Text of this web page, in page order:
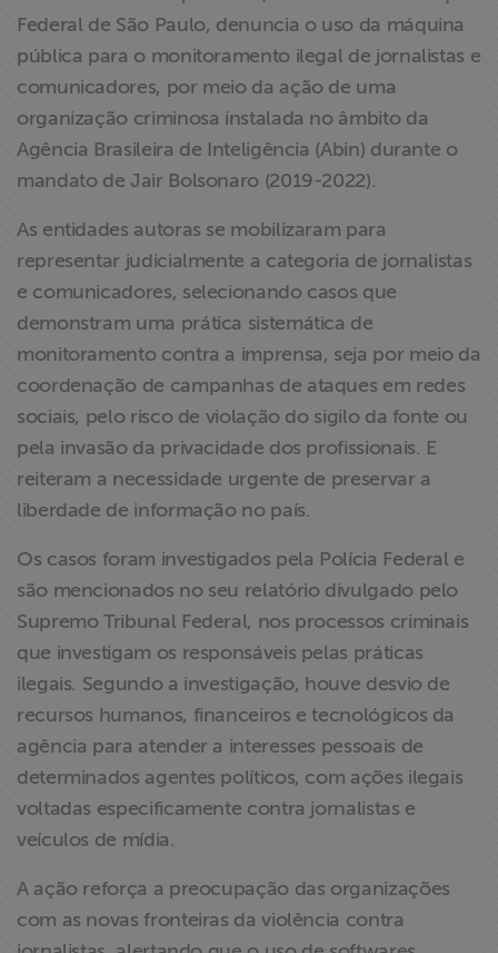
>> Conteúdo
exclusivo para
associados
Assine a nossa
newsletter
Fale Conosco
Federal de São Paulo, denuncia o uso da máquina
pública para o monitoramento ilegal de jornalistas e
comunicadores, por meio da ação de uma
organização criminosa instalada no âmbito da
Agência Brasileira de Inteligência (Abin) durante o
mandato de Jair Bolsonaro (2019-2022).
As entidades autoras se mobilizaram para
representar judicialmente a categoria de jornalistas
e comunicadores, selecionando casos que
demonstram uma prática sistemática de
monitoramento contra a imprensa, seja por meio da
coordenação de campanhas de ataques em redes
sociais, pelo risco de violação do sigilo da fonte ou
pela invasão da privacidade dos profissionais. E
reiteram a necessidade urgente de preservar a
liberdade de informação no país.
Os casos foram investigados pela Polícia Federal e
são mencionados no seu relatório divulgado pelo
Supremo Tribunal Federal, nos processos criminais
que investigam os responsáveis pelas práticas
ilegais. Segundo a investigação, houve desvio de
recursos humanos, financeiros e tecnológicos da
agência para atender a interesses pessoais de
determinados agentes políticos, com ações ilegais
voltadas especificamente contra jornalistas e
veículos de mídia.
A ação reforça a preocupação das organizações
com as novas fronteiras da violência contra